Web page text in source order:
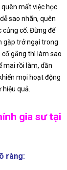
mất việc học.
sao nhãn, quên
củng cố. Đừng để
gặp trở ngại trong
cố gắng thì làm sao
mai rồi làm, dần
mọi hoạt động
quả.
gia sư tại
ràng: